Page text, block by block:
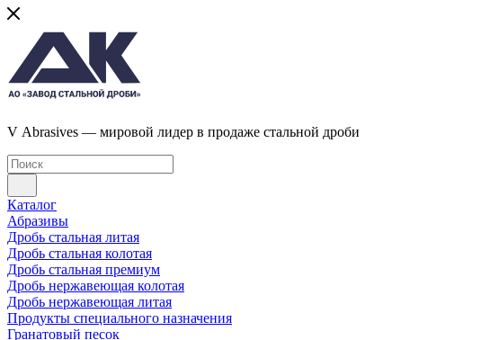
V Abrasives — мировой лидер в продаже стальной дроби
Каталог
Абразивы
Дробь стальная литая
Дробь стальная колотая
Дробь стальная премиум
Дробь нержавеющая колотая
Дробь нержавеющая литая
Продукты специального назначения
Гранатовый песок